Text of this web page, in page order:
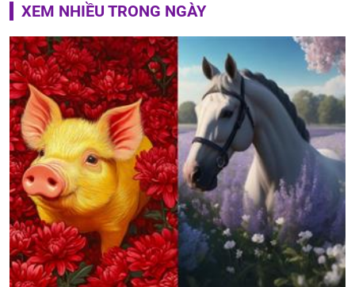
XEM NHIỀU TRONG NGÀY